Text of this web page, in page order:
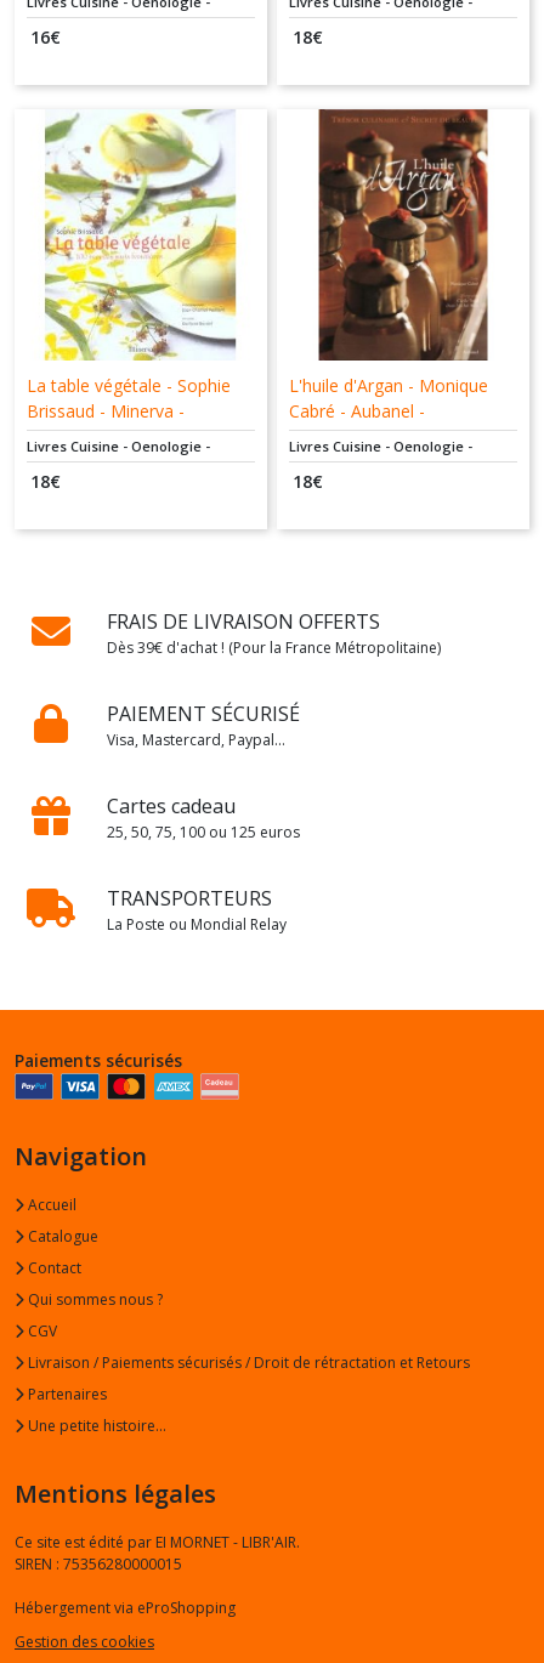
Martinière - 9782732446387
- Livre d'Occasion
Dessert - Pâtisserie
16€
Dessert - Pâtisserie
18€
La table végétale - Sophie
Brissaud - Minerva -
9782830708585
Livres Cuisine - Oenologie -
Dessert - Pâtisserie
18€
L'huile d'Argan - Monique
Cabré - Aubanel -
9782700604672
Livres Cuisine - Oenologie -
Dessert - Pâtisserie
18€
FRAIS DE LIVRAISON OFFERTS
Dès 39€ d'achat ! (Pour la France Métropolitaine)
PAIEMENT SÉCURISÉ
Visa, Mastercard, Paypal...
Cartes cadeau
25, 50, 75, 100 ou 125 euros
TRANSPORTEURS
La Poste ou Mondial Relay
Paiements sécurisés
Navigation
Accueil
Catalogue
Contact
Qui sommes nous ?
CGV
Livraison / Paiements sécurisés / Droit de rétractation et Retours
Partenaires
Une petite histoire...
Mentions légales
Ce site est édité par EI MORNET - LIBR'AIR.
SIREN : 75356280000015
Hébergement via eProShopping
Gestion des cookies